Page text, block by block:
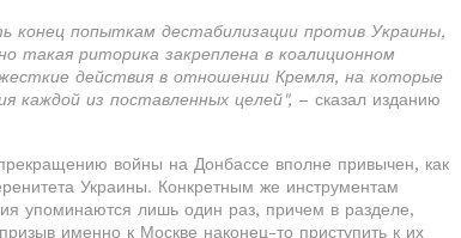
попыткам дестабилизации против Украины,
такая риторика закреплена в коалиционном
действия в отношении Кремля, на которые
каждой из поставленных целей", – сказал изданию
войны на Донбассе вполне привычен, как
Украины. Конкретным же инструментам
упоминаются лишь один раз, причем в разделе,
именно к Москве наконец-то приступить к их